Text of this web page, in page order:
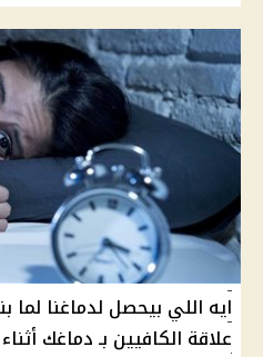
ايه اللي بيحصل لدماغنا
علاقة الكافيين بـ دماغك